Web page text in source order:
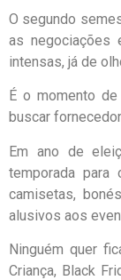
O segundo
as negociações
intensas, já de
É o momento
buscar
Em ano de
temporada para
camisetas,
alusivos aos
Ninguém quer
Criança, Black